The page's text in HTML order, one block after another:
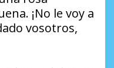
¡No le voy a
vosotros,